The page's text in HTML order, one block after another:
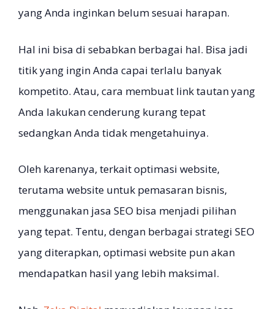
yang Anda inginkan belum sesuai harapan.
Hal ini bisa di sebabkan berbagai hal. Bisa jadi
titik yang ingin Anda capai terlalu banyak
kompetito. Atau, cara membuat link tautan yang
Anda lakukan cenderung kurang tepat
sedangkan Anda tidak mengetahuinya.
Oleh karenanya, terkait optimasi website,
terutama website untuk pemasaran bisnis,
menggunakan jasa SEO bisa menjadi pilihan
yang tepat. Tentu, dengan berbagai strategi SEO
yang diterapkan, optimasi website pun akan
mendapatkan hasil yang lebih maksimal.